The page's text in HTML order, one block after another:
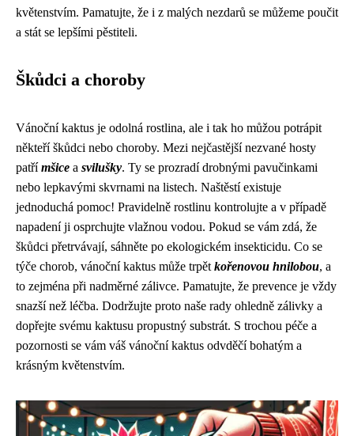
květenstvím. Pamatujte, že i z malých nezdarů se můžeme poučit
a stát se lepšími pěstiteli.
Škůdci a choroby
Vánoční kaktus je odolná rostlina, ale i tak ho můžou potrápit
někteří škůdci nebo choroby. Mezi nejčastější nezvané hosty
patřímšice a svilušky. Ty se prozradí drobnými pavučinkami
nebo lepkavými skvrnami na listech. Naštěstí existuje
jednoduchá pomoc! Pravidelně rostlinu kontrolujte a v případě
napadení ji osprchujte vlažnou vodou. Pokud se vám zdá, že
škůdci přetrvávají, sáhněte po ekologickém insekticidu. Co se
týče chorob, vánoční kaktus může trpět kořenovou hnilobou, a
to zejména při nadměrné zálivce. Pamatujte, že prevence je vždy
snazší než léčba. Dodržujte proto naše rady ohledně zálivky a
dopřejte svému kaktusu propustný substrát. S trochou péče a
pozornosti se vám váš vánoční kaktus odvděčí bohatým a
krásným květenstvím.